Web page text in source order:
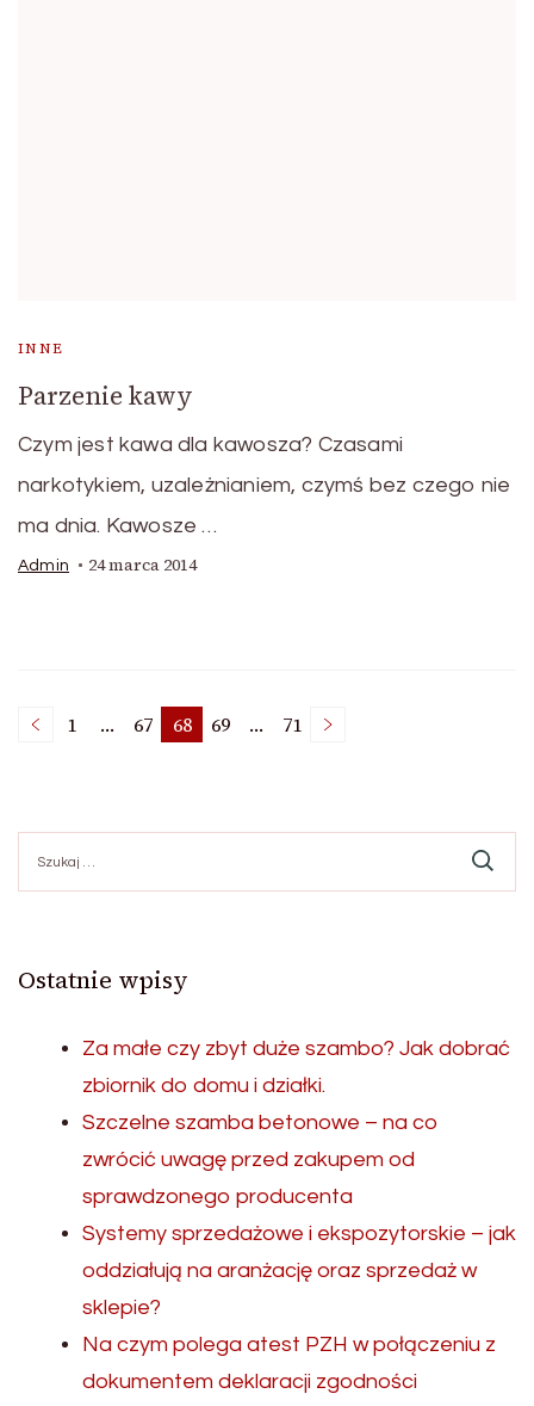
INNE
Parzenie kawy
Czym jest kawa dla kawosza? Czasami
narkotykiem, uzależnianiem, czymś bez czego nie
ma dnia. Kawosze …
Admin 24 marca 2014
Stronicowanie
wpisów
Strona
1 … Strona
67 Strona
68 Strona
69 … Strona
71
Ostatnie wpisy
Za małe czy zbyt duże szambo? Jak dobrać
zbiornik do domu i działki.
Szczelne szamba betonowe – na co
zwrócić uwagę przed zakupem od
sprawdzonego producenta
Systemy sprzedażowe i ekspozytorskie – jak
oddziałują na aranżację oraz sprzedaż w
sklepie?
Na czym polega atest PZH w połączeniu z
dokumentem deklaracji zgodności